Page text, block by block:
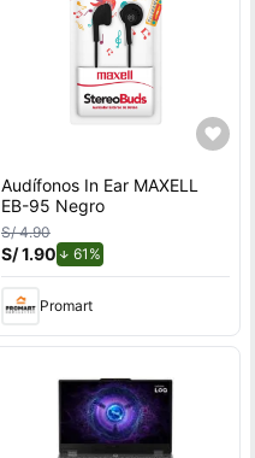
Audífonos In Ear MAXELL
EB-95 Negro
S/ 4.90
S/ 1.90 61%de descuento.
Promart